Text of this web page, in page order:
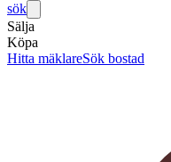
sök
Sälja
Köpa
Hitta mäklareSök bostad